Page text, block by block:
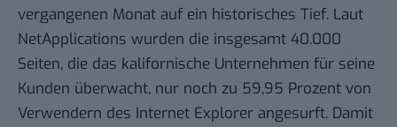
vergangenen Monat auf ein historisches Tief. Laut
NetApplications wurden die insgesamt 40.000
Seiten, die das kalifornische Unternehmen für seine
Kunden überwacht, nur noch zu 59,95 Prozent von
Verwendern des Internet Explorer angesurft. Damit